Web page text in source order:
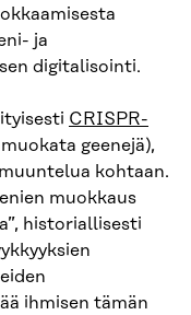
ja
digitalisointi.
CRISPR-
geenejä),
kohtaan.
muokkaus
historiallisesti
ihmisen tämän